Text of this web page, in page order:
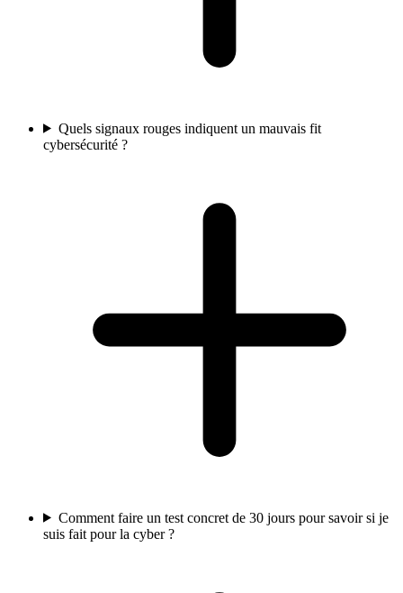
Quels signaux rouges indiquent un mauvais fit
cybersécurité ?
Comment faire un test concret de 30 jours pour savoir si je
suis fait pour la cyber ?